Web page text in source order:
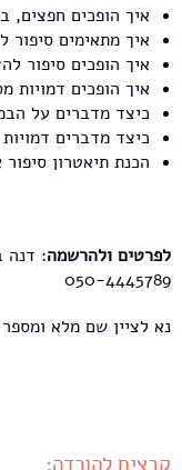
איך הופכים חפצים,
איך מתאימים סיפור
איך הופכים סיפור
איך הופכים דמויות
כיצד מדברים על
כיצד מדברים
הכנת תיאטרון
לפרטים ולהרשמה: דנה
050-4445789
נא לציין שם מלא ומספר
קבצים להורדה: